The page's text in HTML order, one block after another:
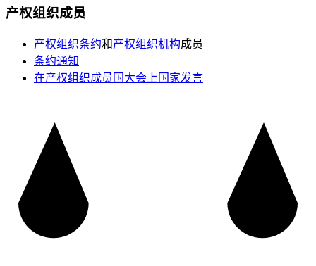
产权组织成员
产权组织条约和产权组织机构成员
条约通知
在产权组织成员国大会上国家发言